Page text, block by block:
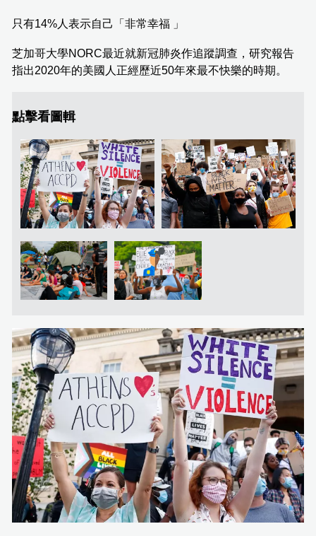
只有14%人表示自己「非常幸福 」
芝加哥大學NORC最近就新冠肺炎作追蹤調查，研究報告
指出2020年的美國人正經歷近50年來最不快樂的時期。
點擊看圖輯